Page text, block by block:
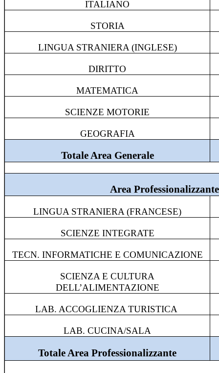
ITALIANO
STORIA
LINGUA STRANIERA (INGLESE)
DIRITTO
MATEMATICA
SCIENZE MOTORIE
GEOGRAFIA
Totale Area Generale
Area Professionalizzante
LINGUA STRANIERA (FRANCESE)
SCIENZE INTEGRATE
TECN. INFORMATICHE E COMUNICAZIONE
SCIENZA E CULTURA
DELL’ALIMENTAZIONE
LAB. ACCOGLIENZA TURISTICA
LAB. CUCINA/SALA
Totale Area Professionalizzante